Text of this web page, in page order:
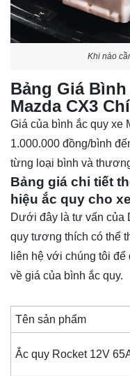
Khi nào
Bảng Giá
Mazda CX3
Giá của bình ắc quy xe
1.000.000 đồng/bình
từng loại bình và
Bảng giá chi tiết
hiệu ắc quy cho
Dưới đây là tư vấn của
quy tương thích có thể
liên hệ với chúng tôi
về giá của bình ắc quy.
Tên sản phẩm
Ắc quy Rocket 12V